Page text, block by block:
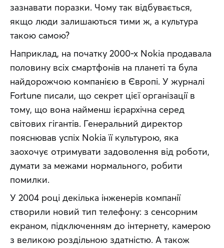
зазнавати поразки. Чому так відбувається,
якщо люди залишаються тими ж, а культура
такою самою?
Наприклад, на початку 2000-х Nokia продавала
половину всіх смартфонів на планеті та була
найдорожчою компанією в Європі. У журналі
Fortune писали, що секрет цієї організації в
тому, що вона найменш ієрархічна серед
світових гігантів. Генеральний директор
пояснював успіх Nokia її культурою, яка
заохочує отримувати задоволення від роботи,
думати за межами нормального, робити
помилки.
У 2004 році декілька інженерів компанії
створили новий тип телефону: з сенсорним
екраном, підключенням до інтернету, камерою
з великою роздільною здатністю. А також